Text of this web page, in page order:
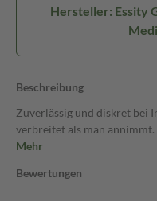
Hersteller: Essity
Beschreibung
Zuverlässig und diskret bei
verbreitet als man
Mehr
Bewertungen